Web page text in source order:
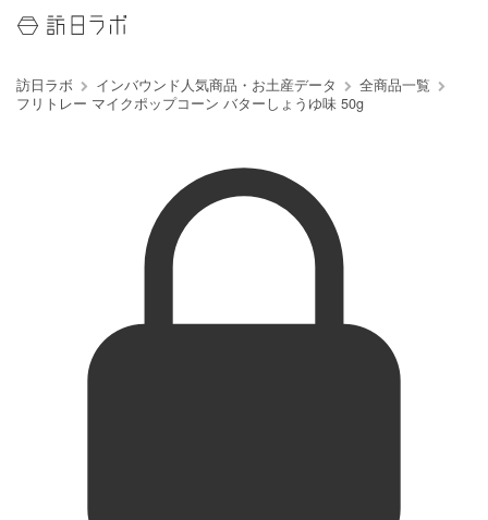
訪日ラボ インバウンド人気商品・お土産データ
全商品一覧
フリトレー マイクポップコーン バターしょうゆ味 50g